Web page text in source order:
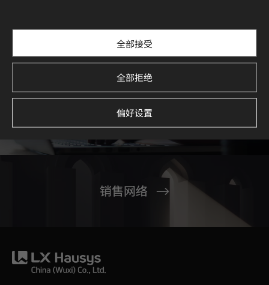
联系我们
销售网络
全部接受
全部拒绝
偏好设置